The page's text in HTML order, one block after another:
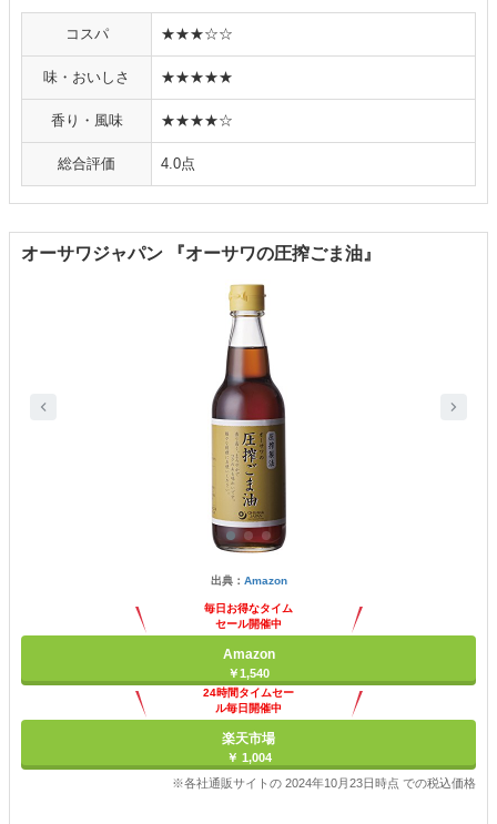
コスパ ★★★☆☆
味・おいしさ ★★★★★
香り・風味 ★★★★☆
総合評価 4.0点
オーサワジャパン 『オーサワの圧搾ごま油』
出典： Amazon
毎日お得なタイム
セール開催中
Amazon
￥1,540
24時間タイムセー
ル毎日開催中
楽天市場
￥ 1,004
※各社通販サイトの 2024年10月23日時点 での税込価格